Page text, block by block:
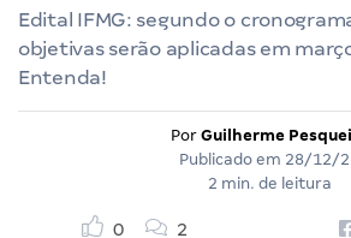
Edital IFMG: segundo o
objetivas serão aplicadas em
Entenda!
Por Guilherme
Publicado em 28/12/
2 min. de leitura
0 2